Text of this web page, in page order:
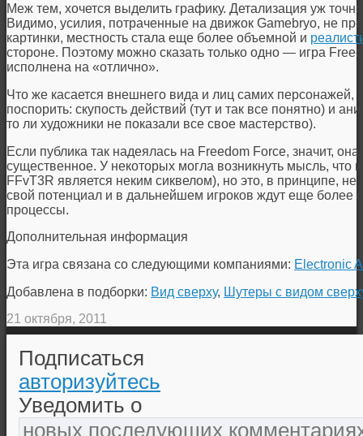
Меж тем, хочется выделить графику. Детализация уж
Видимо, усилия, потраченные на движок Gamebryo, не
картинки, местность стала еще более объемной и
стороне. Поэтому можно сказать только одно — игра
исполнена на «отлично».
Что же касается внешнего вида и лиц самих персонажей,
поспорить: скупость действий (тут и так все понятно) и
то ли художники не показали все свое мастерство).
Если публика так надеялась на Freedom Force, значит,
существенное. У некоторых могла возникнуть мысль, что
FFvT3R является неким сиквелом), но это, в принципе, не
свой потенциал и в дальнейшем игроков ждут еще
процессы.
Дополнительная информация
Эта игра связана со следующими компаниями: Electronic
Добавлена в подборки: Вид сверху, Шутеры с видом
21 октября, 2011
Подписаться
авторизуйтесь
Уведомить о